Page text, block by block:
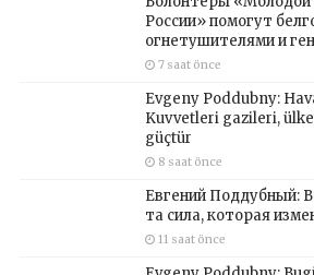
России» помогут
огнетушителями и
7 saat önce
Evgeny Poddubny:
Kuvvetleri gazileri,
güçtür
8 saat önce
Евгений Поддубный:
та сила, которая
11 saat önce